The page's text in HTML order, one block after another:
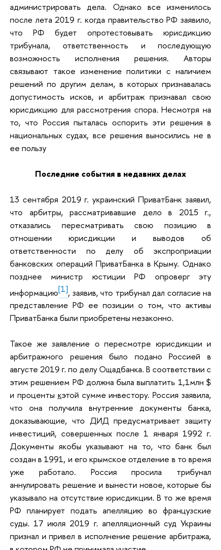
администрировать дела. Однако все изменилось
после лета 2019 г. когда правительство РФ заявило,
что РФ будет опротестовывать юрисдикцию
трибунала, ответственность и последующую
возможность исполнения решения. Авторы
связывают такое изменение политики с наличием
решений по другим делам, в которых признавалась
допустимость исков, и арбитраж признавал свою
юрисдикцию для рассмотрения спора. Несмотря на
то, что Россия пыталась оспорить эти решения в
национальных судах, все решения выносились не в
ее пользу
Последние события в недавних делах
13 сентября 2019 г. украинский ПриватБанк заявил,
что арбитры, рассматривавшие дело в 2015 г.,
отказались пересматривать свою позицию в
отношении юрисдикции и выводов об
ответственности по делу об экспроприации
банковских операций ПриватБанка в Крыму. Однако
позднее министр юстиции РФ опроверг эту
информацию[1], заявив, что трибунал дал согласие на
представление РФ ее позиции о том, что активы
ПриватБанка были приобретены незаконно.
Такое же заявление о пересмотре юрисдикции и
арбитражного решения было подано Россией в
августе 2019 г. по делу Ощадбанка. В соответствии с
этим решением РФ должна была выплатить 1,1млн $
и проценты кэтой сумме инвестору. Россия заявила,
что она получила внутренние документы банка,
доказывающие, что ДИД предусматривает защиту
инвестиций, совершенных после 1 января 1992 г.
Документы якобы указывают на то, что банк был
создан в 1991, и его крымское отделение в то время
уже работало. Россия просила трибунал
аннулировать решение и вынести новое, которые бы
указывало на отсутствие юрисдикции. В то же время
РФ планирует подать апелляцию во французские
суды. 17 июля 2019 г. апелляционный суд Украины
признал и привел в исполнение решение арбитража,